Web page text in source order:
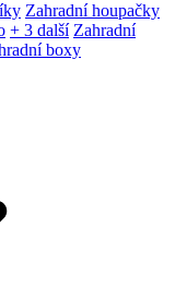
Zahradní houpačky
+ 3 další Zahradní
boxy